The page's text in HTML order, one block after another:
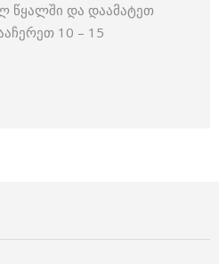
წყალში და დაამატეთ
10 – 15